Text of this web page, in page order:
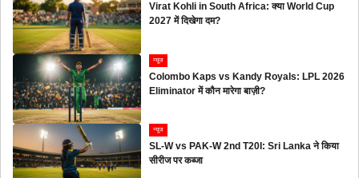
Virat Kohli in South Africa: क्या World Cup
2027 में दिखेगा दम?
न्यूज
Colombo Kaps vs Kandy Royals: LPL 2026
Eliminator में कौन मारेगा बाज़ी?
न्यूज
SL-W vs PAK-W 2nd T20I: Sri Lanka ने किया
सीरीज पर कब्जा